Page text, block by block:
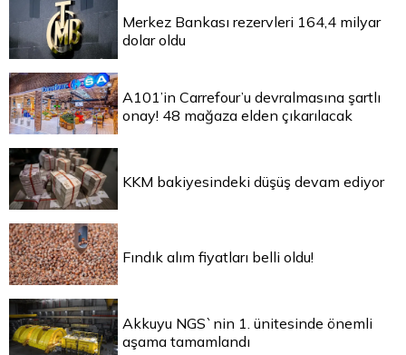
Merkez Bankası rezervleri 164,4 milyar
dolar oldu
A101’in Carrefour’u devralmasına şartlı
onay! 48 mağaza elden çıkarılacak
KKM bakiyesindeki düşüş devam ediyor
Fındık alım fiyatları belli oldu!
Akkuyu NGS`nin 1. ünitesinde önemli
aşama tamamlandı